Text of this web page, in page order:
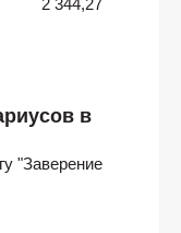
2 344,27
в
"Заверение